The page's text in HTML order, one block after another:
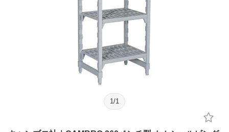
1 /1